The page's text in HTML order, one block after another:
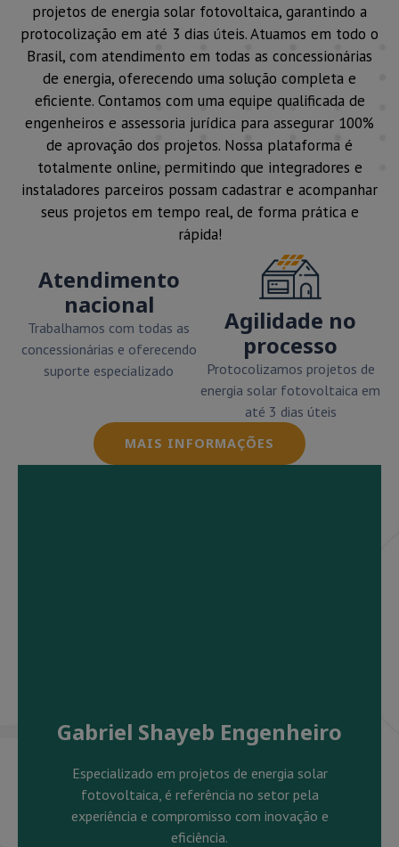
projetos de energia solar fotovoltaica, garantindo a
protocolização em até 3 dias úteis. Atuamos em todo o
Brasil, com atendimento em todas as concessionárias
de energia, oferecendo uma solução completa e
eficiente. Contamos com uma equipe qualificada de
engenheiros e assessoria jurídica para assegurar 100%
de aprovação dos projetos. Nossa plataforma é
totalmente online, permitindo que integradores e
instaladores parceiros possam cadastrar e acompanhar
seus projetos em tempo real, de forma prática e
rápida!
Atendimento
nacional
Trabalhamos com todas as
concessionárias e oferecendo
suporte especializado
Agilidade no
processo
Protocolizamos projetos de
energia solar fotovoltaica em
até 3 dias úteis
MAIS INFORMAÇÕES
Gabriel Shayeb Engenheiro
Especializado em projetos de energia solar
fotovoltaica, é referência no setor pela
experiência e compromisso com inovação e
eficiência.